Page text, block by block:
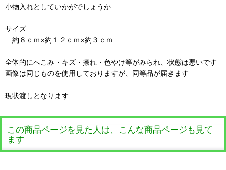
小物入れとしていかがでしょうか
サイズ
約８ｃｍ×約１２ｃｍ×約３ｃｍ
全体的にへこみ・キズ・擦れ・色やけ等がみられ、状態は悪いです
画像は同じものを使用しておりますが、同等品が届きます
現状渡しとなります
この商品ページを見た人は、こんな商品ページも見て
ます